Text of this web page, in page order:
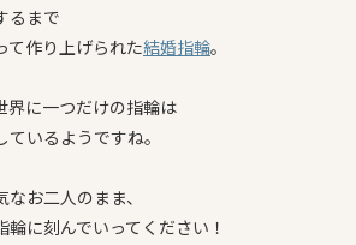
るまで
て作り上げられた結婚指輪。
界に一つだけの指輪は
いるようですね。
お二人のまま、
に刻んでいってください！